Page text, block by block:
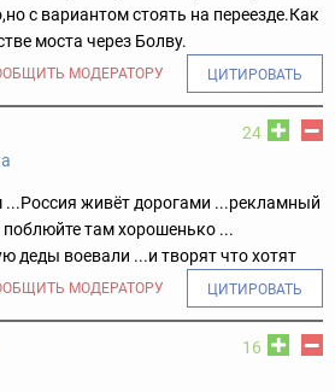
с вариантом стоять на переезде.Как
моста через Болву.
МОДЕРАТОРУ ЦИТИРОВАТЬ
24
живёт дорогами ...рекламный
там хорошенько ...
деды воевали ...и творят что хотят
МОДЕРАТОРУ ЦИТИРОВАТЬ
16